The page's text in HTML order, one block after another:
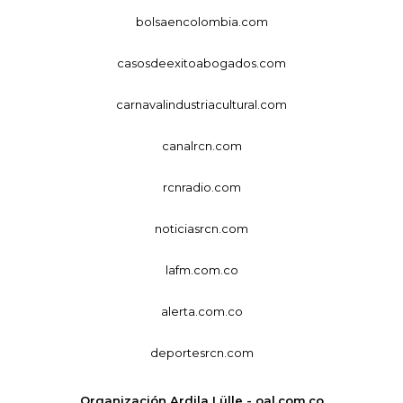
bolsaencolombia.com
casosdeexitoabogados.com
carnavalindustriacultural.com
canalrcn.com
rcnradio.com
noticiasrcn.com
lafm.com.co
alerta.com.co
deportesrcn.com
Organización Ardila Lülle - oal.com.co